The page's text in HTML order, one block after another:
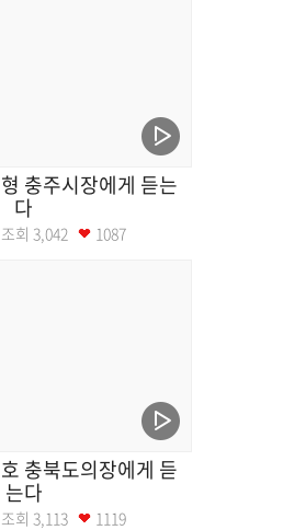
충주시장에게 듣는
다
회 3,042 1087
충북도의장에게 듣
는다
회 3,113 1119